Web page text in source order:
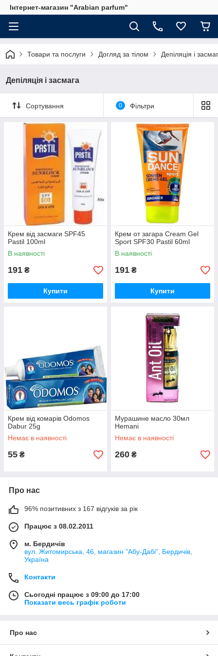
Інтернет-магазин "Arabian parfum"
Товари та послуги Догляд за тілом Депіляція і
Депіляція і засмага
Сортування 0 Фільтри
Крем від засмаги SPF45
Pastil 100ml
В наявності
191 ₴
Купити
Крем от загара Cream Gel
Sport SPF30 Pastil 60ml
В наявності
191 ₴
Купити
Крем від комарів Odomos
Dabur 25g
Немає в наявності
55 ₴
Мурашине масло 30мл
Hemani
Немає в наявності
260 ₴
Про нас
96% позитивних з 167 відгуків за рік
Працює з 08.02.2011
м. Бердичів
вул. Житомирська, 46, магазин "Абу-Дабі", Бердичів,
Україна
Контакти
Сьогодні працює з 09:00 до 17:00
Показати весь графік роботи
Про нас